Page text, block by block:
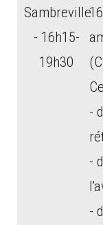
Sambreville
- 16h15-
19h30
-
-
-